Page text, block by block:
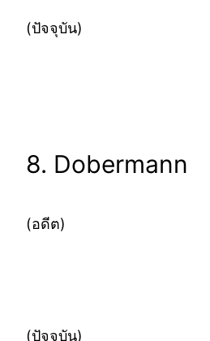
(ปัจจุบัน)
8. Dobermann
(อดีต)
(ปัจจุบัน)